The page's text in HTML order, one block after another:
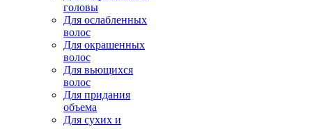
головы
Для ослабленных
волос
Для окрашенных
волос
Для вьющихся
волос
Для придания
объема
Для сухих и